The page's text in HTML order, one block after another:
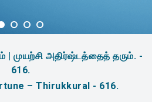
| முயற்சி அதிர்ஷ்டத்தைத் தரும். -
616.
– Thirukkural - 616.